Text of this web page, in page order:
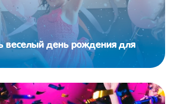
веселый день рождения для